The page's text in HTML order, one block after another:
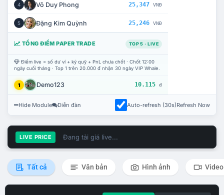
4 Võ Duy Phong 25,347 VNĐ
5 Đặng Kim Quỳnh 25,246 VNĐ
TỔNG ĐIỂM PAPER TRADE TOP 5 · LIVE
Điểm live = số dư ví + ký quỹ + PnL chưa chốt · Chốt 12:00
ngày cuối tháng · Top 1 trên 20.000 đ nhận 30 ngày VIP Whale.
1 Demo123 10.115 đ
Hide Module Diễn đàn Auto-refresh (30s)Refresh Now
LIVE PRICE Đang tải giá live...
Tất cả Văn bản Hình ảnh Video